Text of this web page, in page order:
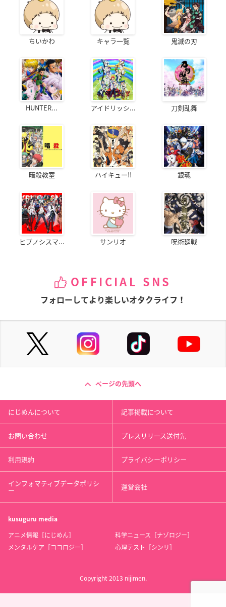
ちいかわ キャラ一覧 鬼滅の刃
HUNTER... アイドリッシ... 刀剣乱舞
暗殺教室 ハイキュー!! 銀魂
ヒプノシスマ... サンリオ 呪術廻戦
OFFICIAL SNS
フォローしてより楽しいオタクライフ！
ページの先頭へ
にじめんについて 記事掲載について
お問い合わせ プレスリリース送付先
利用規約 プライバシーポリシー
インフォマティブデータポリシ
ー 運営会社
kusuguru media
アニメ情報［にじめん］
科学ニュース［ナゾロジー］
メンタルケア［ココロジー］
心理テスト［シンリ］
Copyright 2013 nijimen.